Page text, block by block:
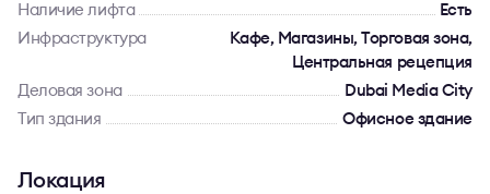
Наличие лифта
Есть
Инфраструктура
Кафе, Магазины, Торговая зона,
Центральная рецепция
Деловая зона
Dubai Media City
Тип здания
Офисное здание
Локация